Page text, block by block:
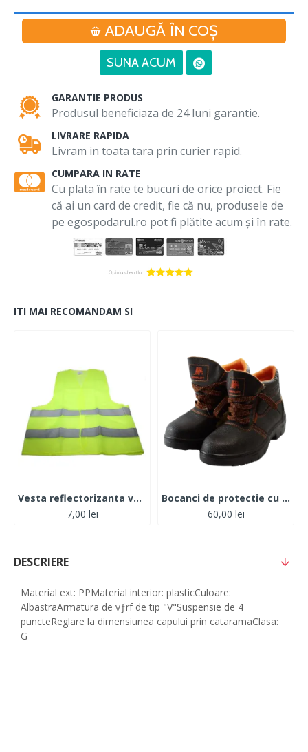
ADAUGĂ ÎN COŞ
SUNA ACUM
GARANTIE PRODUS
Produsul beneficiaza de 24 luni garantie.
LIVRARE RAPIDA
Livram in toata tara prin curier rapid.
CUMPARA IN RATE
Cu plata în rate te bucuri de orice proiect. Fie
că ai un card de credit, fie că nu, produsele de
pe egospodarul.ro pot fi plătite acum și în rate.
ITI MAI RECOMANDAM SI
Vesta reflectorizanta verde
7,00 lei
Bocanci de protectie cu bombeu metalic
60,00 lei
DESCRIERE
Material ext: PPMaterial interior: plasticCuloare:
AlbastraArmatura de vƒrf de tip "V"Suspensie de 4
puncteReglare la dimensiunea capului prin cataramaClasa:
G